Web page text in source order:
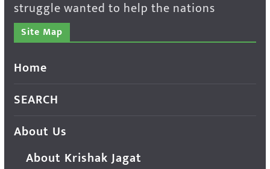
struggle wanted to help the nations
Site Map
Home
SEARCH
About Us
About Krishak Jagat